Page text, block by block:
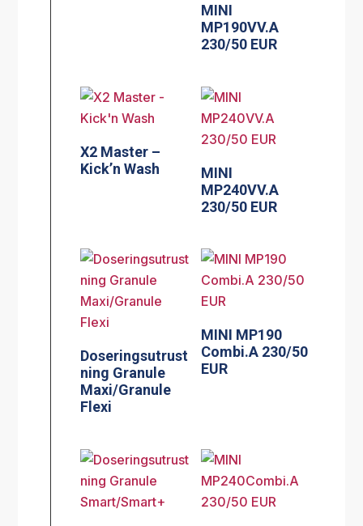
MINI
MP190VV.A
230/50 EUR
X2 Master –
Kick’n Wash
MINI
MP240VV.A
230/50 EUR
Doseringsutrust
ning Granule
Maxi/Granule
Flexi
MINI MP190
Combi.A 230/50
EUR